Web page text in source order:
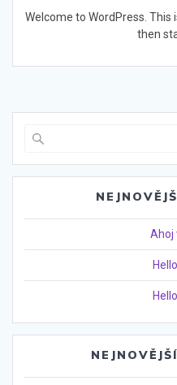
Welcome to WordPress. This
then
Ahoj